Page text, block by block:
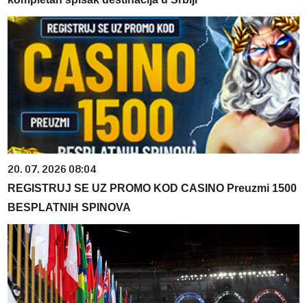
20. 07. 2026 08:04
REGISTRUJ SE UZ PROMO KOD CASINO Preuzmi 1500
BESPLATNIH SPINOVA